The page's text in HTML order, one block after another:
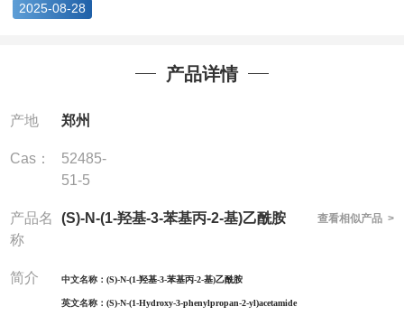
2025-08-28
产品详情
产地 郑州
Cas：
52485-
51-5
产品名
称
(S)-N-(1-羟基-3-苯基丙-2-基)乙酰胺 查看相似产品 >
简介 中文名称： (S)-N-(1-羟基-3-苯基丙-2-基)乙酰胺
英文名称： (S)-N-(1-Hydroxy-3-phenylpropan-2-yl)acetamide